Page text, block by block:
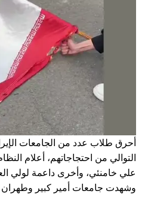
أحرق طلاب عدد من الجامعات
التوالي من احتجاجاتهم، أعلام
علي خامنئي، وأخرى داعمة لولي
وشهدت جامعات أمير كبير وطهران